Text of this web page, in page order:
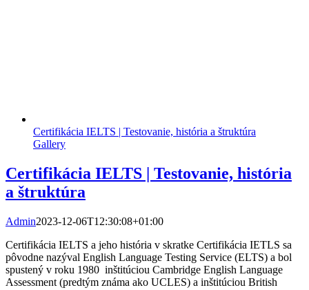
Certifikácia IELTS | Testovanie, história a štruktúra
Gallery
Certifikácia IELTS | Testovanie, história
a štruktúra
Admin2023-12-06T12:30:08+01:00
Certifikácia IELTS a jeho história v skratke Certifikácia IETLS sa
pôvodne nazýval English Language Testing Service (ELTS) a bol
spustený v roku 1980 inštitúciou Cambridge English Language
Assessment (predtým známa ako UCLES) a inštitúciou British